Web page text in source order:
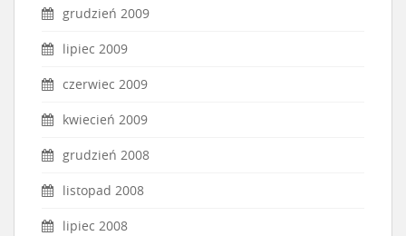
grudzień 2009
lipiec 2009
czerwiec 2009
kwiecień 2009
grudzień 2008
listopad 2008
lipiec 2008